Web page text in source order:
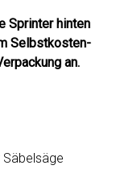
Sprinter hinten
Selbstkosten-
an.
Säbelsäge